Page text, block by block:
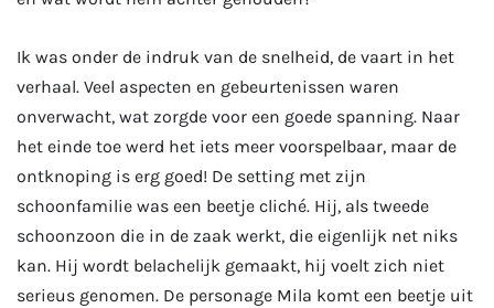
Ik was onder de indruk van de snelheid, de vaart in het
verhaal. Veel aspecten en gebeurtenissen waren
onverwacht, wat zorgde voor een goede spanning. Naar
het einde toe werd het iets meer voorspelbaar, maar de
ontknoping is erg goed! De setting met zijn
schoonfamilie was een beetje cliché. Hij, als tweede
schoonzoon die in de zaak werkt, die eigenlijk net niks
kan. Hij wordt belachelijk gemaakt, hij voelt zich niet
serieus genomen. De personage Mila komt een beetje uit